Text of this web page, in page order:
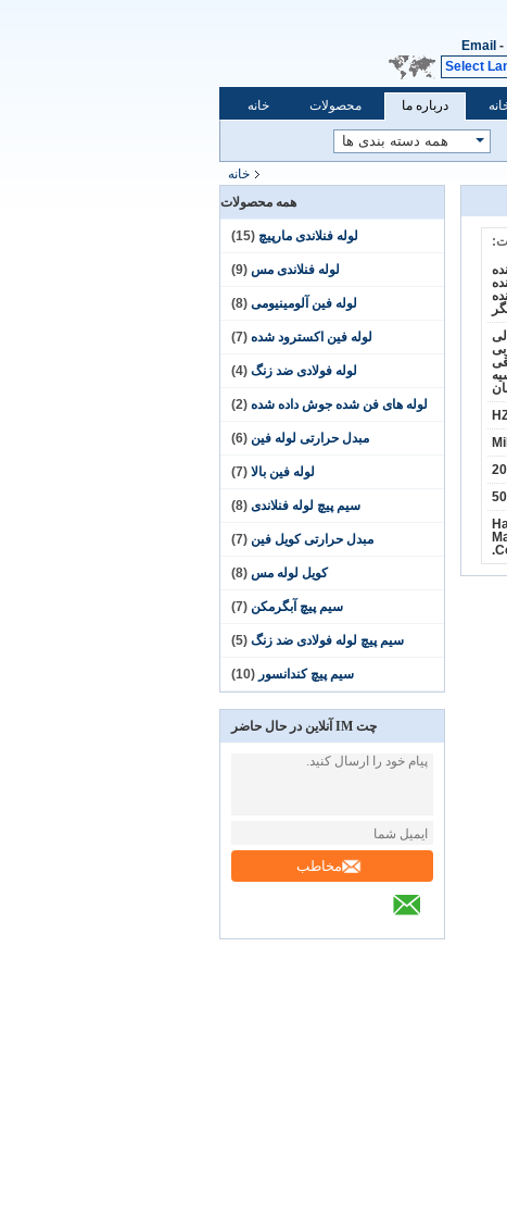
-
Email
Select
خانه محصولات درباره ما
خانه
همه محصولات
لوله فنلاندی مارپیچ (15)
لوله فنلاندی مس (9)
لوله فین آلومینیومی (8)
لوله فین اکسترود شده (7)
لوله فولادی ضد زنگ (4)
لوله های فن شده جوش داده شده (2)
مبدل حرارتی لوله فین (6)
لوله فین بالا (7)
سیم پیچ لوله فنلاندی (8)
مبدل حرارتی کویل فین (7)
کویل لوله مس (8)
سیم پیچ آبگرمکن (7)
سیم پیچ لوله فولادی ضد زنگ (5)
سیم پیچ کندانسور (10)
چت IM آنلاین در حال حاضر
مخاطب